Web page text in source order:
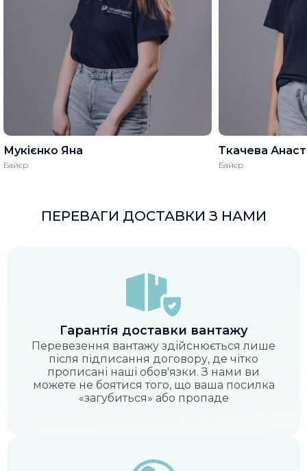
Мукієнко Яна
Байєр
Ткачева
Байєр
ПЕРЕВАГИ ДОСТАВКИ З НАМИ
Гарантія доставки вантажу
Перевезення вантажу здійснюється лише
після підписання договору, де чітко
прописані наші обов'язки. З нами ви
можете не боятися того, що ваша посилка
«загубиться» або пропаде